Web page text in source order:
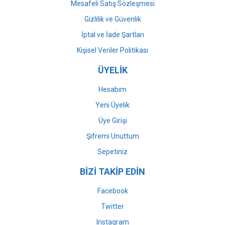
Mesafeli Satış Sözleşmesi
Gizlilik ve Güvenlik
İptal ve İade Şartları
Kişisel Veriler Politikası
ÜYELİK
Hesabım
Yeni Üyelik
Üye Girişi
Şifremi Unuttum
Sepetiniz
BİZİ TAKİP EDİN
Facebook
Twitter
Instagram